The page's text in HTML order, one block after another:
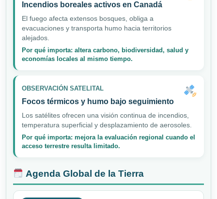
Incendios boreales activos en Canadá
El fuego afecta extensos bosques, obliga a
evacuaciones y transporta humo hacia territorios
alejados.
Por qué importa: altera carbono, biodiversidad, salud y
economías locales al mismo tiempo.
OBSERVACIÓN SATELITAL
Focos térmicos y humo bajo seguimiento
Los satélites ofrecen una visión continua de incendios,
temperatura superficial y desplazamiento de aerosoles.
Por qué importa: mejora la evaluación regional cuando el
acceso terrestre resulta limitado.
Agenda Global de la Tierra